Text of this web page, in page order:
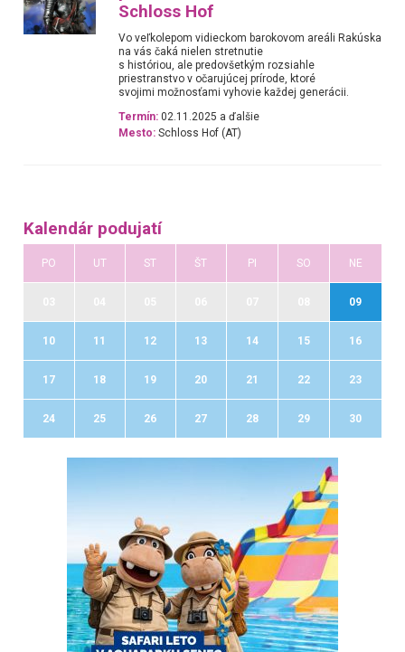
Schloss Hof
Vo veľkolepom vidieckom barokovom areáli Rakúska
na vás čaká nielen stretnutie
s históriou, ale predovšetkým rozsiahle
priestranstvo v očarujúcej prírode, ktoré
svojimi možnosťami vyhovie každej generácii.
Termín: 02.11.2025 a ďalšie
Mesto: Schloss Hof (AT)
Kalendár podujatí
PO UT ST ŠT PI SO NE
09
10 11 12 13 14 15 16
17 18 19 20 21 22 23
24 25 26 27 28 29 30